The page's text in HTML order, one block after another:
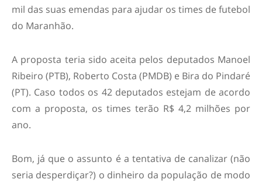
mil das suas emendas para ajudar os times de futebol
do Maranhão.
A proposta teria sido aceita pelos deputados Manoel
Ribeiro (PTB), Roberto Costa (PMDB) e Bira do Pindaré
(PT). Caso todos os 42 deputados estejam de acordo
com a proposta, os times terão R$ 4,2 milhões por
ano.
Bom, já que o assunto é a tentativa de canalizar (não
seria desperdiçar?) o dinheiro da população de modo